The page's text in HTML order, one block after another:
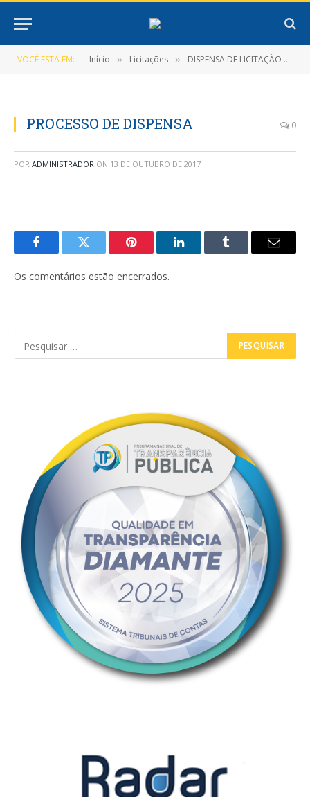
VOCÊ ESTÁ EM: Início » Licitações » DISPENSA DE LICITAÇÃO Nº 7/2017-006-D-PMNT
PROCESSO DE DISPENSA 0
POR ADMINISTRADOR ON 13 DE OUTUBRO DE 2017
FacebookTwitter Pinterest LinkedInTumblr
E-
Os comentários estão encerrados.